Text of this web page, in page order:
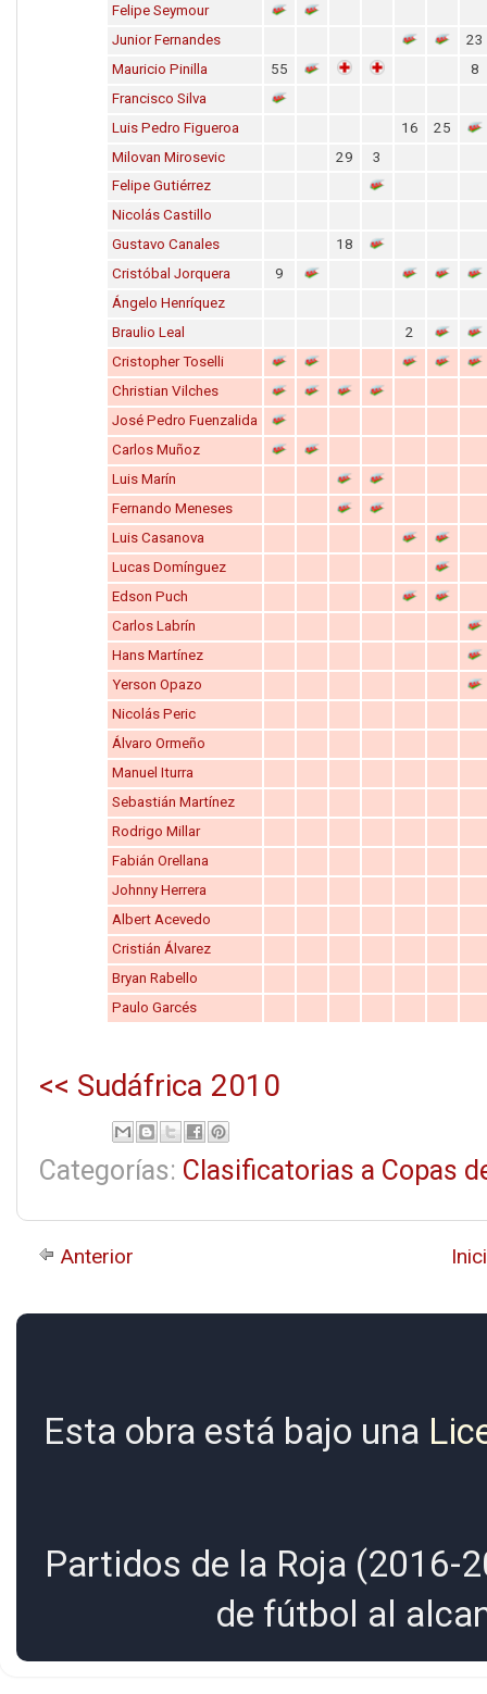
Felipe Seymour
Junior Fernandes
23
Mauricio Pinilla
55
8
Francisco Silva
Luis Pedro Figueroa
16
25
Milovan Mirosevic
29
3
Felipe Gutiérrez
Nicolás Castillo
Gustavo Canales
18
Cristóbal Jorquera
9
Ángelo Henríquez
Braulio Leal
2
Cristopher Toselli
Christian Vilches
José Pedro Fuenzalida
Carlos Muñoz
Luis Marín
Fernando Meneses
Luis Casanova
Lucas Domínguez
Edson Puch
Carlos Labrín
Hans Martínez
Yerson Opazo
Nicolás Peric
Álvaro Ormeño
Manuel Iturra
Sebastián Martínez
Rodrigo Millar
Fabián Orellana
Johnny Herrera
Albert Acevedo
Cristián Álvarez
Bryan Rabello
Paulo Garcés
<< Sudáfrica 2010
Categorías: Clasificatorias a Copas
Anterior
Esta obra está bajo una
Partidos de la Roja (2016-
de fútbol al